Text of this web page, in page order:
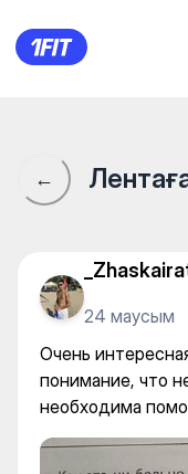
Очень
←
24 маусым
Очень
понимание, что
необходима